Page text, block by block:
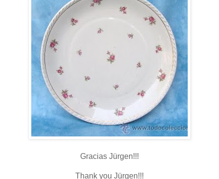
Gracias Jürgen!!!
Thank you Jürgen!!!